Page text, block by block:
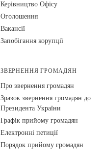
Керівництво Офісу
Оголошення
Вакансії
Запобігання корупції
ЗВЕРНЕННЯ ГРОМАДЯН
Про звернення громадян
Зразок звернення громадян до
Президента України
Графік прийому громадян
Електронні петиції
Порядок прийому громадян